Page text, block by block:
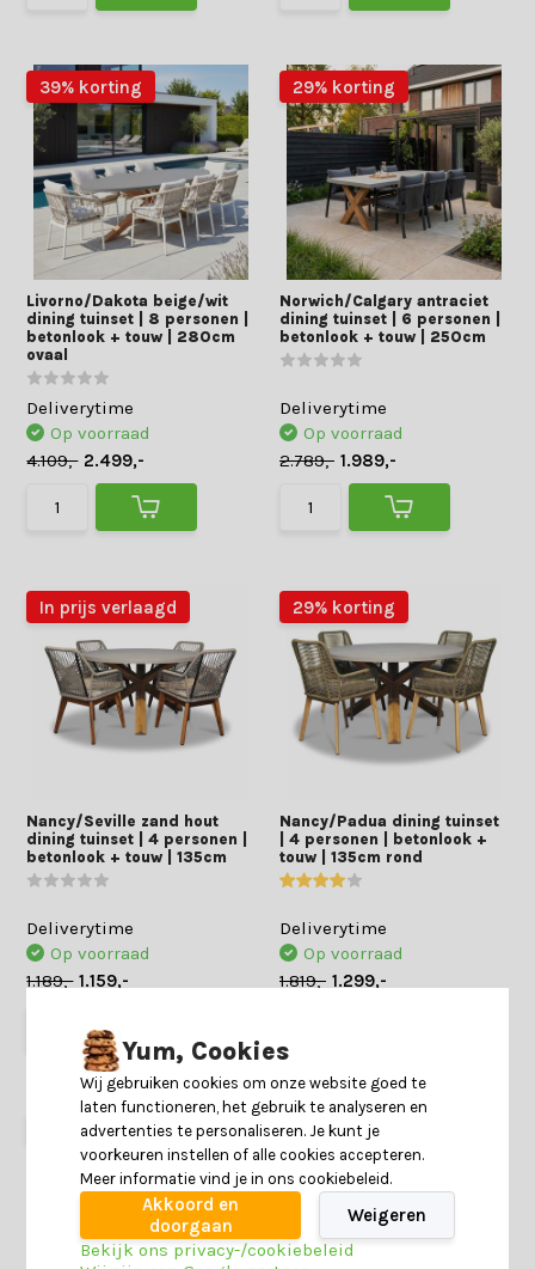
39% korting
Livorno/Dakota beige/wit
dining tuinset | 8 personen |
betonlook + touw | 280cm
ovaal
Deliverytime
Op voorraad
4.109,- 2.499,-
29% korting
Norwich/Calgary antraciet
dining tuinset | 6 personen |
betonlook + touw | 250cm
Deliverytime
Op voorraad
2.789,- 1.989,-
In prijs verlaagd
Nancy/Seville zand hout
dining tuinset | 4 personen |
betonlook + touw | 135cm
Deliverytime
Op voorraad
1.189,- 1.159,-
29% korting
Nancy/Padua dining tuinset
| 4 personen | betonlook +
touw | 135cm rond
Deliverytime
Op voorraad
1.819,- 1.299,-
35% korting 25% korting
Yum, Cookies
Wij gebruiken cookies om onze website goed te
laten functioneren, het gebruik te analyseren en
advertenties te personaliseren. Je kunt je
voorkeuren instellen of alle cookies accepteren.
Meer informatie vind je in ons cookiebeleid.
Akkoord en
doorgaan
Weigeren
Bekijk ons privacy-/cookiebeleid